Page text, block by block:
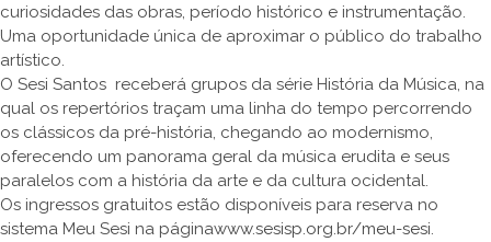
curiosidades das obras, período histórico e instrumentação.
Uma oportunidade única de aproximar o público do trabalho
artístico.
O Sesi Santos receberá grupos da série História da Música, na
qual os repertórios traçam uma linha do tempo percorrendo
os clássicos da pré-história, chegando ao modernismo,
oferecendo um panorama geral da música erudita e seus
paralelos com a história da arte e da cultura ocidental.
Os ingressos gratuitos estão disponíveis para reserva no
sistema Meu Sesi na páginawww.sesisp.org.br/meu-sesi.